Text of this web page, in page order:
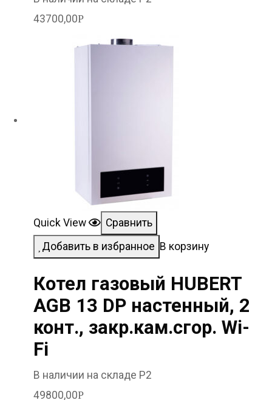
43700,00Р
Quick View
Сравнить
Добавить в избранное В корзину
Котел газовый HUBERT
AGB 13 DP настенный, 2
конт., закр.кам.сгор. Wi-
Fi
В наличии на складе Р2
49800,00Р